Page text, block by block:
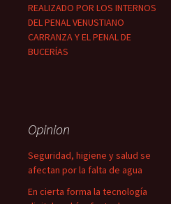
REALIZADO POR LOS INTERNOS
DEL PENAL VENUSTIANO
CARRANZA Y EL PENAL DE
BUCERÍAS
Opinion
Seguridad, higiene y salud se
afectan por la falta de agua
En cierta forma la tecnología